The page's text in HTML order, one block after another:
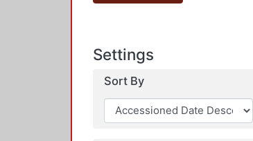
Settings
Sort By